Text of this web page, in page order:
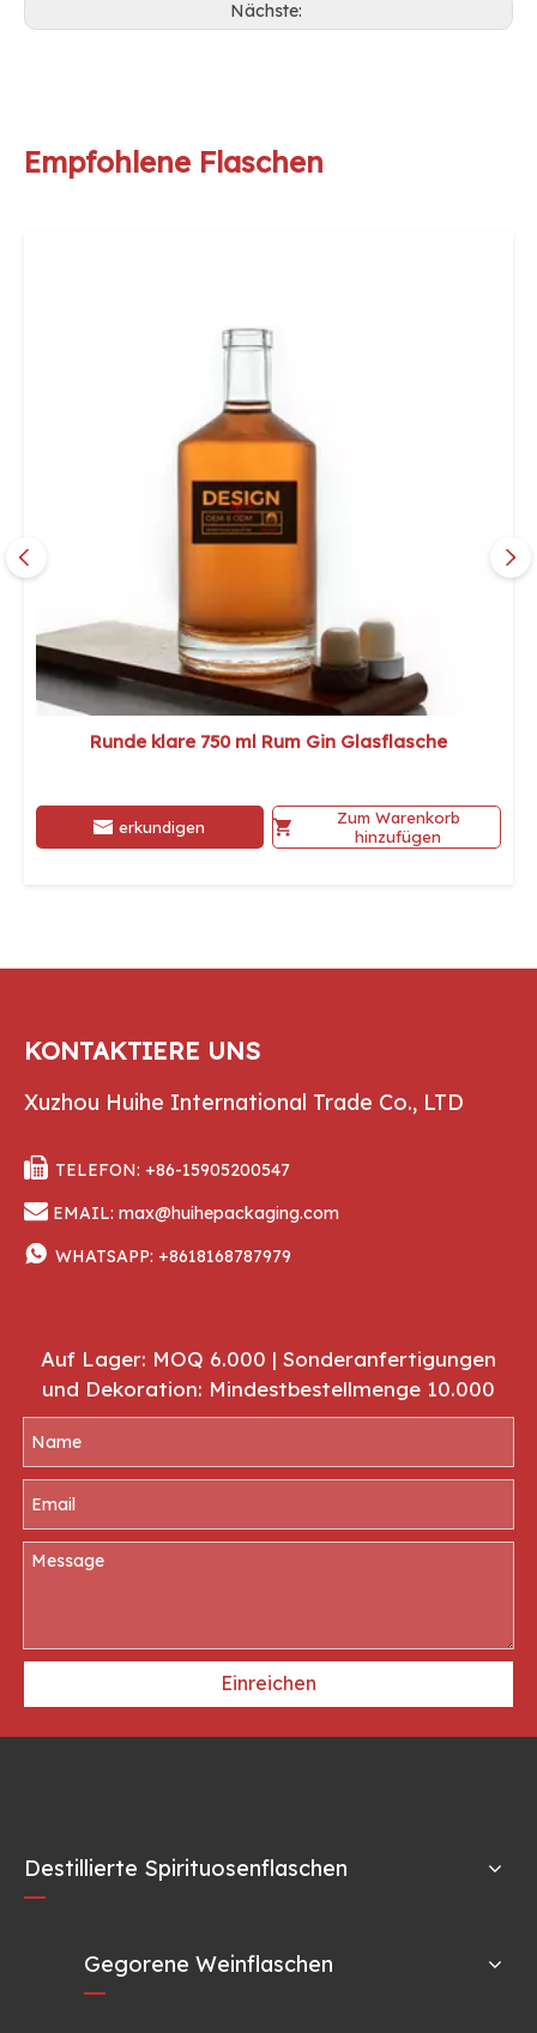
Nächste:
Empfohlene Flaschen
Runde klare 750 ml Rum Gin Glasflasche
erkundigen
Zum Warenkorb
hinzufügen
KONTAKTIERE UNS
Xuzhou Huihe International Trade Co., LTD
 TELEFON: +86-15905200547
 EMAIL: max@huihepackaging.com
 WHATSAPP: +8618168787979
Auf Lager: MOQ 6.000 | Sonderanfertigungen
und Dekoration: Mindestbestellmenge 10.000
Einreichen
Destillierte Spirituosenflaschen
Gegorene Weinflaschen